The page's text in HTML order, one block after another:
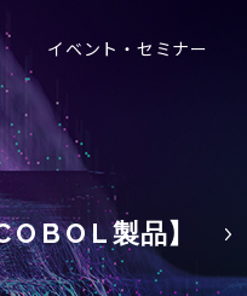
イベント・セミナー
製品】